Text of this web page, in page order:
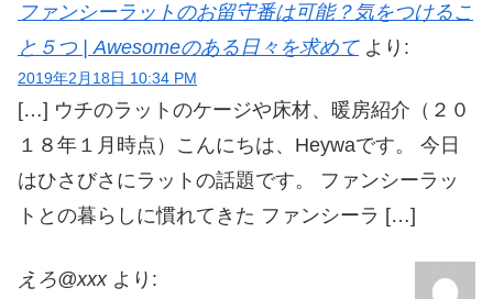
ファンシーラットのお留守番は可能？気をつけるこ
と５つ | Awesomeのある日々を求めて より:
2019年2月18日 10:34 PM
[…] ウチのラットのケージや床材、暖房紹介（２０
１８年１月時点）こんにちは、Heywaです。 今日
はひさびさにラットの話題です。 ファンシーラッ
トとの暮らしに慣れてきた ファンシーラ […]
えろ@xxx より: